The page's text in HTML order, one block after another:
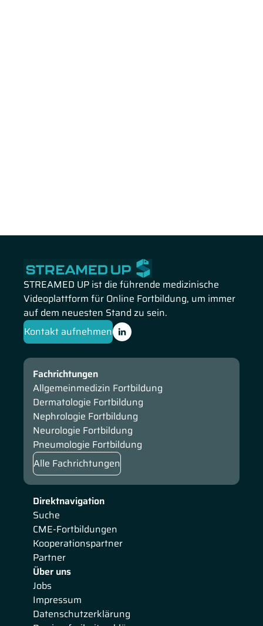
STREAMED UP ist die führende medizinische
Videoplattform für Online Fortbildung, um immer
auf dem neuesten Stand zu sein.
Kontakt aufnehmen
Direktnavigation
Suche
CME-Fortbildungen
Kooperationspartner
Partner
Über uns
Jobs
Impressum
Datenschutzerklärung
Fachrichtungen
Allgemeinmedizin Fortbildung
Dermatologie Fortbildung
Nephrologie Fortbildung
Neurologie Fortbildung
Pneumologie Fortbildung
Alle Fachrichtungen